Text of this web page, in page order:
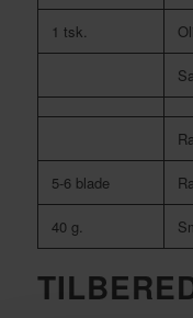
1 tsk.
5-6 blade
40 g.